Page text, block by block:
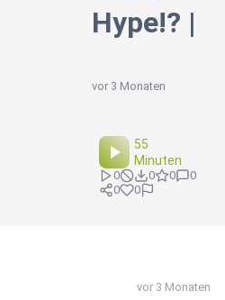
Hype!? |
vor 3 Monaten
55
Minuten
0 0 0
0
0
0
vor 3 Monaten